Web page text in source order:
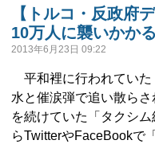
【トルコ・反政府
10万人に襲いかかる
2013年6月23日 09:22
平和裡に行われていた
水と催涙弾で追い散ら
を続けていた「タクシ
らTwitterやFaceBookで